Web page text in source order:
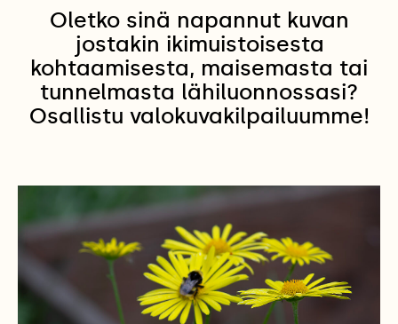
Oletko sinä napannut kuvan
jostakin ikimuistoisesta
kohtaamisesta, maisemasta tai
tunnelmasta lähiluonnossasi?
Osallistu valokuvakilpailuumme!